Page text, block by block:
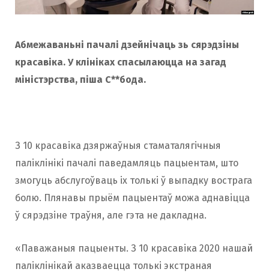
Абмежаваньні пачалі дзейнічаць зь сярэдзіны
красавіка. У клініках спасылаюцца на загад
міністэрства, піша С**бода.
З 10 красавіка дзяржаўныя стаматалягічныя
паліклінікі пачалі паведамляць пацыентам, што
змогуць абслугоўваць іх толькі ў выпадку вострага
болю. Плянавы прыём пацыентаў можа аднавіцца
ў сярэдзіне траўня, але гэта не дакладна.
«Паважаныя пацыенты. З 10 красавіка 2020 нашай
паліклінікай аказваецца толькі экстраная